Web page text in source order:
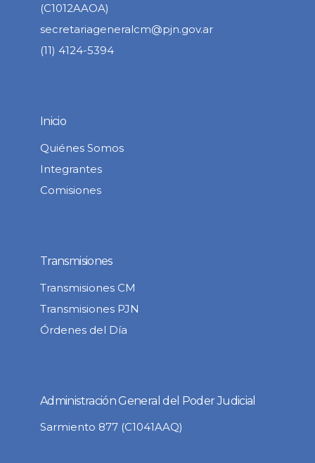
(C1012AAOA)
secretariageneralcm@pjn.gov.ar
(11) 4124-5394
Inicio
Quiénes Somos
Integrantes
Comisiones
Transmisiones
Transmisiones CM
Transmisiones PJN
Órdenes del Día
Administración General del Poder Judicial
Sarmiento 877 (C1041AAQ)